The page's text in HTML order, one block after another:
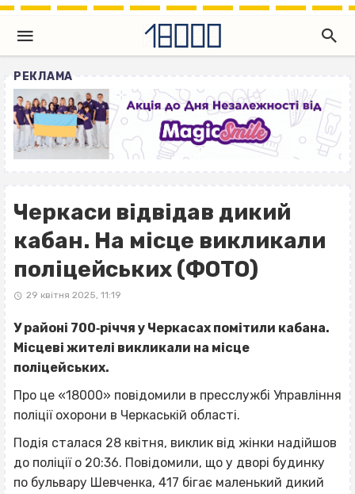
РЕКЛАМА
Черкаси відвідав дикий
кабан. На місце викликали
поліцейських (ФОТО)
29 квітня 2025, 11:19
У районі 700‐річчя у Черкасах помітили кабана.
Місцеві жителі викликали на місце
поліцейських.
Про це «18000» повідомили в пресслужбі Управління
поліції охорони в Черкаській області.
Подія сталася 28 квітня, виклик від жінки надійшов
до поліції о 20:36. Повідомили, що у дворі будинку
по бульвару Шевченка, 417 бігає маленький дикий